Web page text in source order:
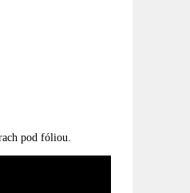
pod fóliou.